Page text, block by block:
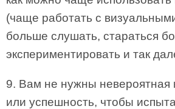
(чаще работать с
больше слушать, стараться
экспериментировать и так
9. Вам не нужны невероятная
или успешность, чтобы